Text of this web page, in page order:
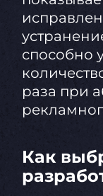
способно
раза при
Как